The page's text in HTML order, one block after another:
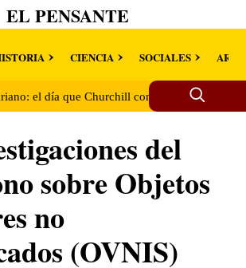
EL PENSANTE
CIENCIA SOCIALES
el día que Churchill comenzó a
del
sobre Objetos
no
(OVNIS)